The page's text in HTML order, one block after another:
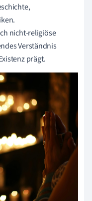
nicht-religiöse
Verständnis
prägt.